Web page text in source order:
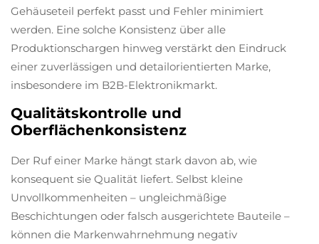
Gehäuseteil perfekt passt und Fehler minimiert
werden. Eine solche Konsistenz über alle
Produktionschargen hinweg verstärkt den Eindruck
einer zuverlässigen und detailorientierten Marke,
insbesondere im B2B-Elektronikmarkt.
Qualitätskontrolle und
Oberflächenkonsistenz
Der Ruf einer Marke hängt stark davon ab, wie
konsequent sie Qualität liefert. Selbst kleine
Unvollkommenheiten – ungleichmäßige
Beschichtungen oder falsch ausgerichtete Bauteile –
können die Markenwahrnehmung negativ